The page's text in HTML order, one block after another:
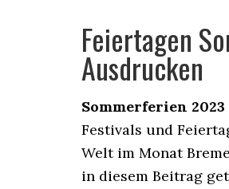
Feiertagen
Ausdrucken
Sommerferien
Festivals und
Welt im Monat
in diesem Beitrag